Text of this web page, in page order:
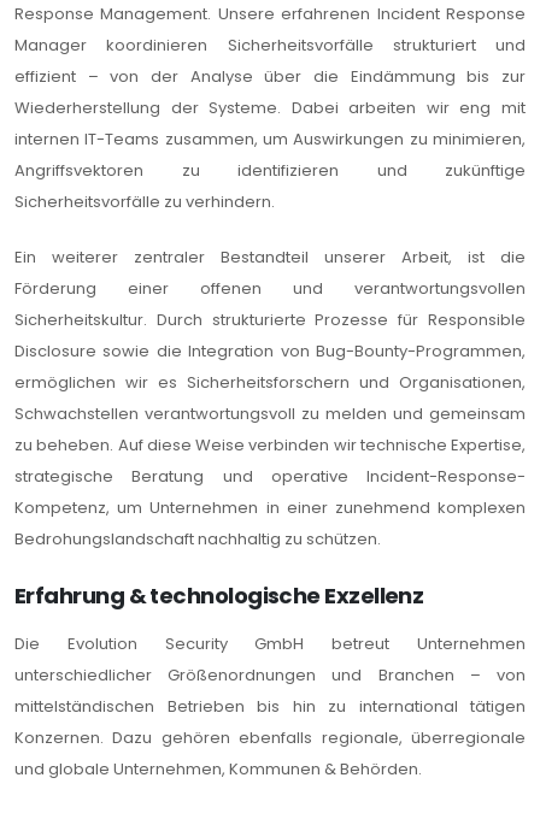
Response Management. Unsere erfahrenen Incident Response
Manager koordinieren Sicherheitsvorfälle strukturiert und
effizient – von der Analyse über die Eindämmung bis zur
Wiederherstellung der Systeme. Dabei arbeiten wir eng mit
internen IT-Teams zusammen, um Auswirkungen zu minimieren,
Angriffsvektoren zu identifizieren und zukünftige
Sicherheitsvorfälle zu verhindern.
Ein weiterer zentraler Bestandteil unserer Arbeit, ist die
Förderung einer offenen und verantwortungsvollen
Sicherheitskultur. Durch strukturierte Prozesse für Responsible
Disclosure sowie die Integration von Bug-Bounty-Programmen,
ermöglichen wir es Sicherheitsforschern und Organisationen,
Schwachstellen verantwortungsvoll zu melden und gemeinsam
zu beheben. Auf diese Weise verbinden wir technische Expertise,
strategische Beratung und operative Incident-Response-
Kompetenz, um Unternehmen in einer zunehmend komplexen
Bedrohungslandschaft nachhaltig zu schützen.
Erfahrung & technologische Exzellenz
Die Evolution Security GmbH betreut Unternehmen
unterschiedlicher Größenordnungen und Branchen – von
mittelständischen Betrieben bis hin zu international tätigen
Konzernen. Dazu gehören ebenfalls regionale, überregionale
und globale Unternehmen, Kommunen & Behörden.